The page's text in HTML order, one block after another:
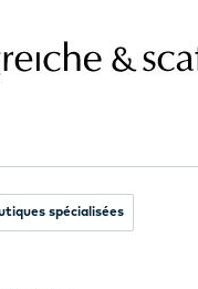
spécialisées